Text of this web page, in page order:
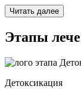
Читать далее
Этапы
Детоксикация